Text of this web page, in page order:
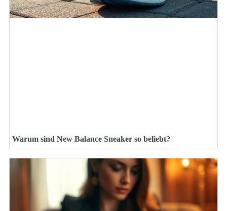
Warum sind New Balance Sneaker so beliebt?